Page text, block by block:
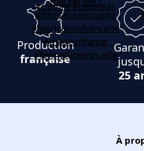
Production
française
25
À